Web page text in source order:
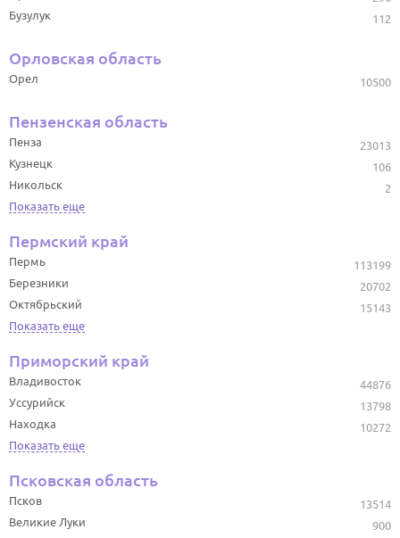
112
Бузулук
Орловская область
10500
Орел
Пензенская область
23013
Пенза
106
Кузнецк
2
Никольск
Показать еще
Пермский край
113199
Пермь
20702
Березники
15143
Октябрьский
Показать еще
Приморский край
44876
Владивосток
13798
Уссурийск
10272
Находка
Показать еще
Псковская область
13514
Псков
900
Великие Луки